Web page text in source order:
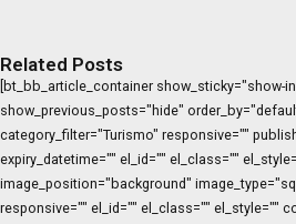
Related Posts
[bt_bb_article_container show_sticky="show-
show_previous_posts="hide"
category_filter="Turismo" responsive=""
expiry_datetime="" el_id="" el_class=""
image_position="background"
responsive="" el_id="" el_class="" el_style=""